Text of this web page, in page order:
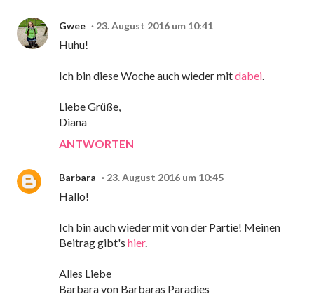
Gwee 23. August 2016 um 10:41
Huhu!
Ich bin diese Woche auch wieder mitdabei.
Liebe Grüße,
Diana
ANTWORTEN
Barbara 23. August 2016 um 10:45
Hallo!
Ich bin auch wieder mit von der Partie! Meinen
Beitrag gibt's hier.
Alles Liebe
Barbara von Barbaras Paradies